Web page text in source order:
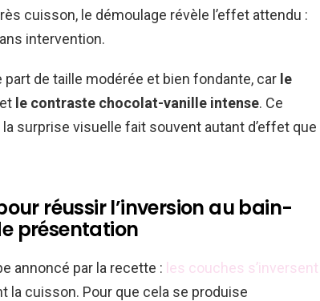
cuisson, le démoulage révèle l’effet attendu :
intervention.
de taille modérée et bien fondante, car le
et le contraste chocolat-vanille intense. Ce
surprise visuelle fait souvent autant d’effet que
réussir l’inversion au bain-
présentation
annoncé par la recette : les couches s’inversent
la cuisson. Pour que cela se produise